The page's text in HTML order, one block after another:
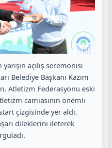
açılış seremonisi
Belediye Başkanı Kazım
Atletizm Federasyonu eski
camiasının önemli
çizgisinde yer aldı.
dileklerini ileterek